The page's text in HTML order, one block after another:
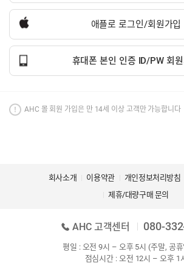
애플로 로그인/회원가입
휴대폰 본인 인증 ID/PW 회
AHC 몰 회원 가입은 만 14세 이상 고객만 가능합니다
회사소개 이용약관 개인정보처리방침
제휴/대량구매 문의
AHC 고객센터 080-
평일 : 오전 9시 – 오후 5시 (주말, 공
점심시간 : 오전 12시 – 오후 1